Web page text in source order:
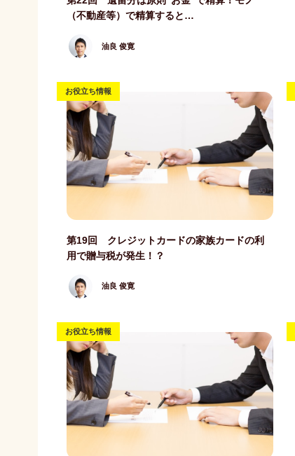
（不動産等）で精算すると…
油良 俊寛
お役立ち情報
第19回 クレジットカードの家族カードの利
用で贈与税が発生！？
油良 俊寛
お役立ち情報